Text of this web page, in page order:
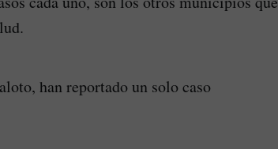
han reportado un solo caso